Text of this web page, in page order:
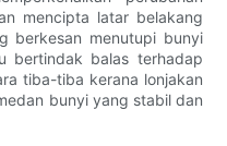
mencipta latar belakang
berkesan menutupi bunyi
bertindak balas terhadap
tiba-tiba kerana lonjakan
bunyi yang stabil dan